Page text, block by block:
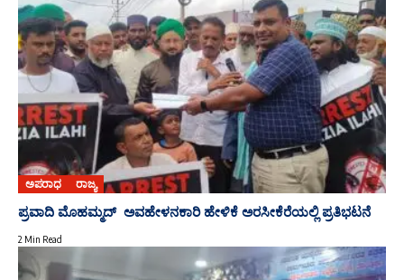
ಅಪರಾಧ ರಾಜ್ಯ
ಪ್ರವಾದಿ ಮೊಹಮ್ಮದ್ ಅವಹೇಳನಕಾರಿ ಹೇಳಿಕೆ ಅರಸೀಕೆರೆಯಲ್ಲಿ ಪ್ರತಿಭಟನೆ
2 Min Read